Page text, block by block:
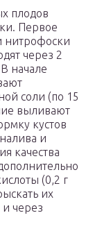
плодов
Первое
нитрофоски
через 2
начале
соли (по 15
выливают
кустов
и
качества
(0,2 г
их
через